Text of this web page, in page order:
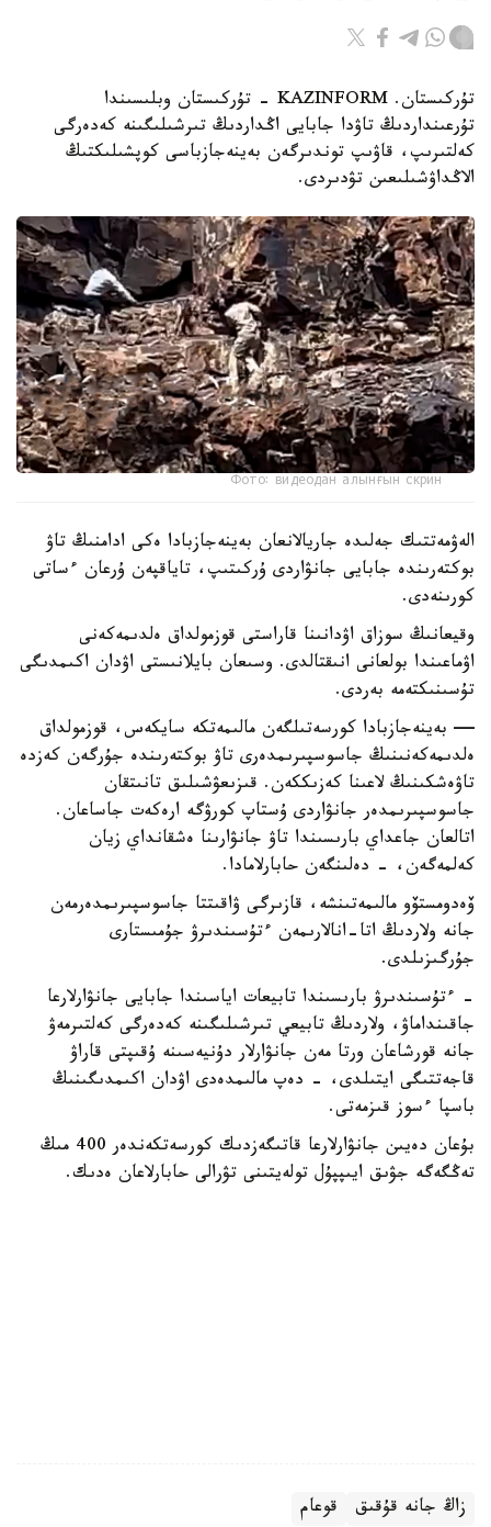
تۇركىستان. KAZINFORM - تۇركىستان وبلىسىندا
تۇرعىنداردىڭ تاۋدا جابايى اڭداردىڭ تىرشىلىگىنە كەدەرگى
كەلتىرىپ، قاۋىپ توندىرگەن بەينەجازباسى كوپشىلىكتىڭ
الاڭداۋشىلىعىن تۋدىردى.
Фото: видеодан алынғын скрин
الەۋمەتتىك جەلىدە جاريالانعان بەينەجازبادا ەكى ادامنىڭ تاۋ
بوكتەرىندە جابايى جانۋاردى ۇركىتىپ، تاياقپەن ۇرعان ءساتى
كورىنەدى.
وقيعانىڭ سوزاق اۋدانىنا قاراستى قوزمولداق ەلدىمەكەنى
اۋماعىندا بولعانى انىقتالدى. وسىعان بايلانىستى اۋدان اكىمدىگى
تۇسىنىكتەمە بەردى.
— بەينەجازبادا كورسەتىلگەن مالىمەتكە سايكەس، قوزمولداق
ەلدىمەكەنىنىڭ جاسوسپىرىمدەرى تاۋ بوكتەرىندە جۇرگەن كەزدە
تاۋەشكىنىڭ لاعىنا كەزىككەن. قىزىعۋشىلىق تانىتقان
جاسوسپىرىمدەر جانۋاردى ۇستاپ كورۋگە ارەكەت جاساعان.
اتالعان جاعداي بارىسىندا تاۋ جانۋارىنا ەشقانداي زيان
كەلمەگەن، - دەلىنگەن حابارلامادا.
ۆەدومستۆو مالىمەتىنشە، قازىرگى ۋاقىتتا جاسوسپىرىمدەرمەن
جانە ولاردىڭ اتا-انالارىمەن ءتۇسىندىرۋ جۇمىستارى
جۇرگىزىلدى.
- ءتۇسىندىرۋ بارىسىندا تابيعات اياسىندا جابايى جانۋارلارعا
جاقىنداماۋ، ولاردىڭ تابيعي تىرشىلىگىنە كەدەرگى كەلتىرمەۋ
جانە قورشاعان ورتا مەن جانۋارلار دۇنيەسىنە ۇقىپتى قاراۋ
قاجەتتىگى ايتىلدى، - دەپ مالىمدەدى اۋدان اكىمدىگىنىڭ
باسپا ءسوز قىزمەتى.
بۇعان دەيىن جانۋارلارعا قاتىگەزدىك كورسەتكەندەر 400 مىڭ
تەڭگەگە جۋىق ايىپپۇل تولەيتىنى تۋرالى حابارلاعان ەدىك.
زاڭ جانە قۇقىق قوعام